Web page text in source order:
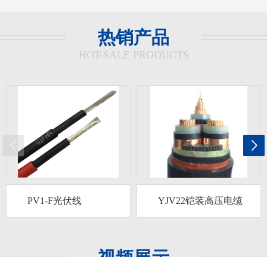
热销产品
HOT-SALE PRODUCTS
PV1-F光伏线 YJV22铠装高压电缆